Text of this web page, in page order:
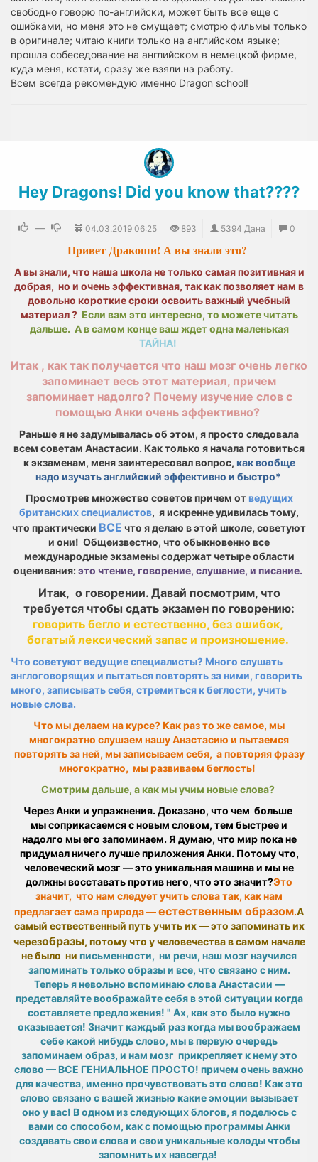
свободно говорю по-английски, может быть все еще с
ошибками, но меня это не смущает; смотрю фильмы только
в оригинале; читаю книги только на английском языке;
прошла собеседование на английском в немецкой фирме,
куда меня, кстати, сразу же взяли на работу.
Всем всегда рекомендую именно Dragon school!
Hey Dragons! Did you know that????
— 04.03.2019 06:25 893 5394 Дана 0
Привет Дракоши! А вы знали это?
А вы знали, что наша школа не только самая позитивная и
добрая, но и очень эффективная, так как позволяет нам в
довольно короткие сроки освоить важный учебный
материал ? Если вам это интересно, то можете читать
дальше. А в самом конце ваш ждет одна маленькая
ТАЙНА!
Итак , как так получается что наш мозг очень легко
запоминает весь этот материал, причем
запоминает надолго? Почему изучение слов с
помощью Анки очень эффективно?
Раньше я не задумывалась об этом, я просто следовала
всем советам Анастасии. Как только я начала готовиться
к экзаменам, меня заинтересовал вопрос, как вообще
надо изучать английский эффективно и быстро*
Просмотрев множество советов причем отведущих
британских специалистов, я искренне удивилась тому,
что практически ВСЕ что я делаю в этой школе, советуют
и они! Общеизвестно, что обыкновенно все
международные экзамены содержат четыре области
оценивания:это чтение, говорение, слушание, и писание.
Итак, о говорении. Давай посмотрим, что
требуется чтобы сдать экзамен по говорению:
говорить бегло и естественно, без ошибок,
богатый лексический запас и произношение.
Что советуют ведущие специалисты? Много слушать
англоговорящих и пытаться повторять за ними, говорить
много, записывать себя, стремиться к беглости, учить
новые слова.
Что мы делаем на курсе? Как раз то же самое, мы
многократно слушаем нашу Анастасию и пытаемся
повторять за ней, мы записываем себя, а повторяя фразу
многократно, мы развиваем беглость!
Смотрим дальше, а как мы учим новые слова?
Через Анки и упражнения. Доказано, что чем больше
мысоприкасаемся с новым словом, тем быстрее и
надолго мы его запоминаем. Я думаю, что мир пока не
придумал ничего лучше приложения Анки. Потому что,
человеческий мозг — это уникальная машина и мы не
должны восставать против него, что это значит?Это
значит, что нам следует учить слова так, как нам
предлагает сама природа —естественным образом.А
самый ествественный путь учить их — это запоминать их
черезобразы, потому что у человечества в самом начале
не было ни письменности, ни речи, наш мозг научился
запоминать только образы и все, что связано с ним.
Теперь я невольно вспоминаю слова Анастасии —
представляйте воображайте себя в этой ситуации когда
составляете предложения! " Ах, как это было нужно
оказывается! Значит каждый раз когда мы воображаем
себе какой нибудь слово, мы в первую очередь
запоминаем образ, и нам мозг прикрепляет к нему это
слово — ВСЕ ГЕНИАЛЬНОЕ ПРОСТО! причем очень важно
для качества, именно прочувствовать это слово! Как это
слово связано с вашей жизнью какие эмоции вызывает
оно у вас! В одном из следующих блогов, я поделюсь с
вами со способом, как с помощью программы Анки
создавать свои слова и свои уникальные колоды чтобы
запомнить ихнавсегда!